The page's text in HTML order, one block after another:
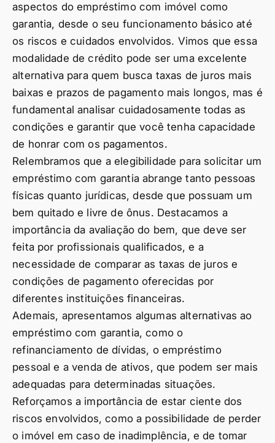
aspectos do empréstimo com imóvel como
garantia, desde o seu funcionamento básico até
os riscos e cuidados envolvidos. Vimos que essa
modalidade de crédito pode ser uma excelente
alternativa para quem busca taxas de juros mais
baixas e prazos de pagamento mais longos, mas é
fundamental analisar cuidadosamente todas as
condições e garantir que você tenha capacidade
de honrar com os pagamentos.
Relembramos que a elegibilidade para solicitar um
empréstimo com garantia abrange tanto pessoas
físicas quanto jurídicas, desde que possuam um
bem quitado e livre de ônus. Destacamos a
importância da avaliação do bem, que deve ser
feita por profissionais qualificados, e a
necessidade de comparar as taxas de juros e
condições de pagamento oferecidas por
diferentes instituições financeiras.
Ademais, apresentamos algumas alternativas ao
empréstimo com garantia, como o
refinanciamento de dívidas, o empréstimo
pessoal e a venda de ativos, que podem ser mais
adequadas para determinadas situações.
Reforçamos a importância de estar ciente dos
riscos envolvidos, como a possibilidade de perder
o imóvel em caso de inadimplência, e de tomar